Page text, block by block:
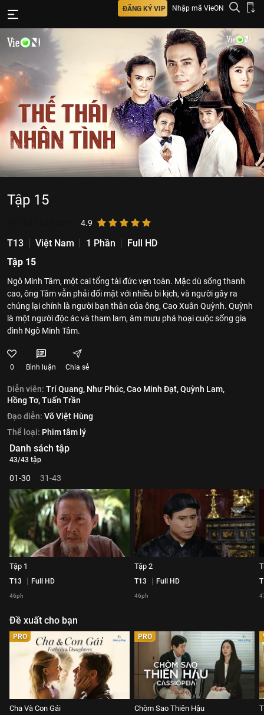
ĐĂNG KÝ VIP Nhập mã VieON
Tập 15
4.9
T13 Việt Nam 1 Phần
Full HD
Tập 15
Ngô Minh Tâm, một cai tổng tài đức vẹn toàn. Mặc dù sống thanh
cao, ông Tâm vẫn phải đối mặt với nhiều bi kịch, và người gây ra
chúng lại chính là người bạn thân của ông, Cao Xuân Quỳnh. Quỳnh
là một người độc ác và tham lam, âm mưu phá hoại cuộc sống gia
đình Ngô Minh Tâm.
0 Bình luận Chia sẻ
Diễn viên: Trí Quang, Như Phúc,Cao Minh Đạt,Quỳnh Lam,
Hồng Tơ,Tuấn Trần
Đạo diễn: Võ Việt Hùng
Thể loại: Phim tâm lý
Danh sách tập
43/43 tập
01-30 31-43
Tập 1
T13 Full HD
46ph
Tập 2
T13 Full HD
46ph
Đề xuất cho bạn
PRO
Cha Và Con Gái
PRO
Chòm Sao Thiên Hậu